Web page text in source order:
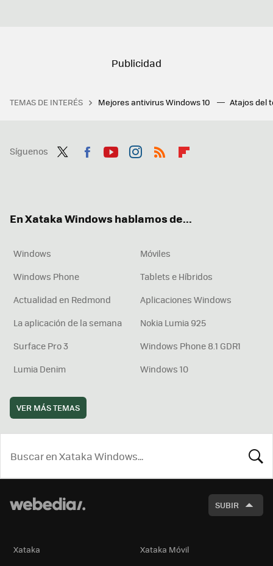
TEMAS DE INTERÉS Mejores antivirus Windows 10 Atajos del
Síguenos
En Xataka Windows hablamos de...
Windows
Móviles
Windows Phone
Tablets e Híbridos
Actualidad en Redmond
Aplicaciones Windows
La aplicación de la semana
Nokia Lumia 925
Surface Pro 3
Windows Phone 8.1 GDR1
Lumia Denim
Windows 10
VER MÁS TEMAS
SUBIR
Xataka
Xataka Móvil